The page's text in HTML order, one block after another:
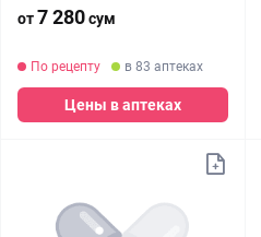
от7 280сум
По рецепту в 83 аптеках
Цены в аптеках